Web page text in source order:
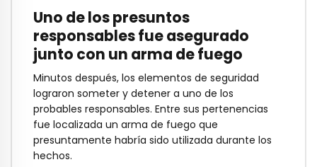
Uno de los presuntos
responsables fue asegurado
junto con un arma de fuego
Minutos después, los elementos de seguridad
lograron someter y detener a uno de los
probables responsables. Entre sus pertenencias
fue localizada un arma de fuego que
presuntamente habría sido utilizada durante los
hechos.